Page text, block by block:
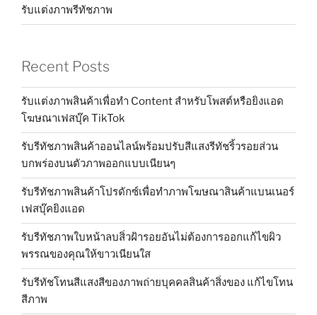
รับแต่งภาพรีทัชภาพ
Recent Posts
รับแต่งภาพสินค้าเพื่อทำ Content สำหรับโพสต์หรือยิงแอด
โฆษณาเฟสบุ๊ค TikTok
รับรีทัชภาพสินค้าออนไลน์พร้อมปรับสีแสงรีทัชริ้วรอยส่วน
บกพร่องบนตัวภาพออกแบบเนียนๆ
รับรีทัชภาพสินค้าโปรดักซ์เพื่อทำภาพโฆษณาสินค้าแบนเนอร์
เฟสบุ๊คยิงแอด
รับรีทัชภาพใบหน้าลบสิ่วฝ้ารอยอันไม่ต้องการออกแก้ไขผิว
พรรณของคุณให้ขาวเนียนใส
รับรีทัชโทนสีแสงสีของภาพถ่ายบุคคลสินค้าสิ่งของ แก้ไขโทน
สีภาพ